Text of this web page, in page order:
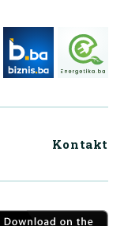
Kontakt